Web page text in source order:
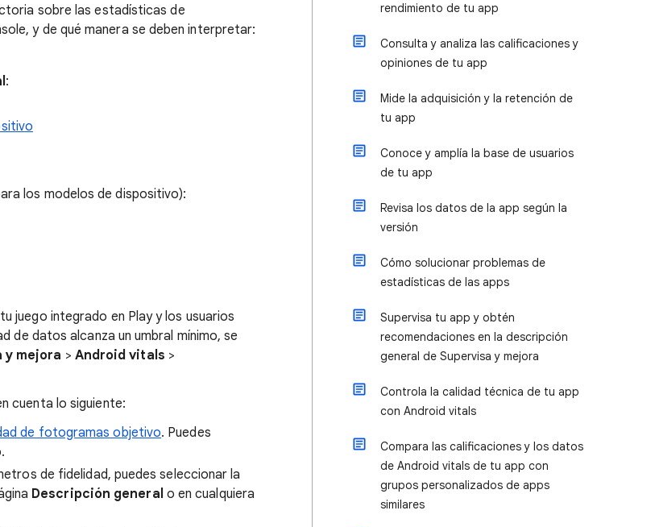
sobre las estadísticas de
y de qué manera se deben interpretar:
:
los modelos de dispositivo):
juego integrado en Play y los usuarios
de datos alcanza un umbral mínimo, se
y mejora > Android vitals >
cuenta lo siguiente:
de fotogramas objetivo. Puedes
de fidelidad, puedes seleccionar la
Descripción general o en cualquiera
rendimiento de tu app
Consulta y analiza las calificaciones y
opiniones de tu app
Mide la adquisición y la retención de
tu app
Conoce y amplía la base de usuarios
de tu app
Revisa los datos de la app según la
versión
Cómo solucionar problemas de
estadísticas de las apps
Supervisa tu app y obtén
recomendaciones en la descripción
general de Supervisa y mejora
Controla la calidad técnica de tu app
con Android vitals
Compara las calificaciones y los datos
de Android vitals de tu app con
grupos personalizados de apps
similares